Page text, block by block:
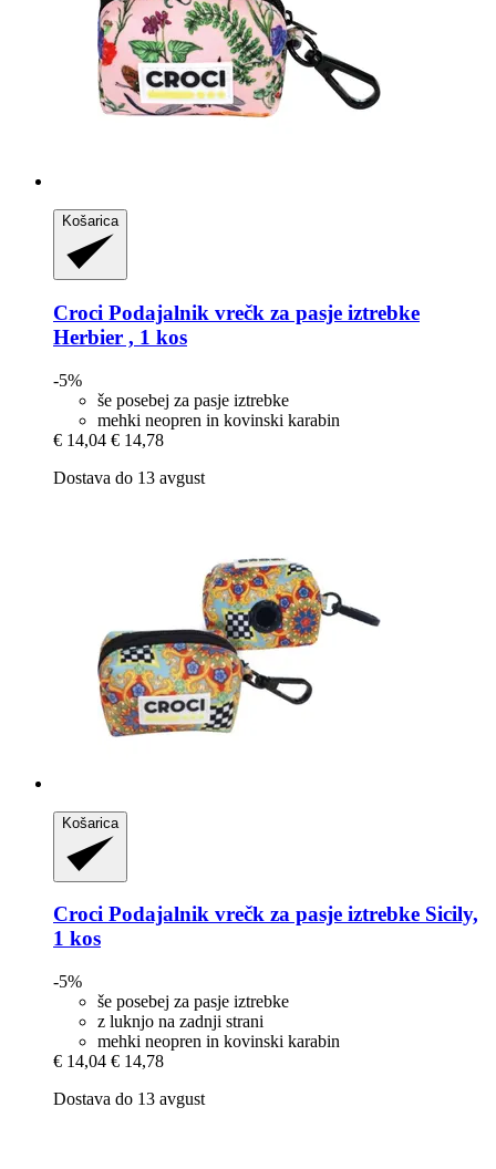
Košarica
Croci Podajalnik vrečk za pasje iztrebke
Herbier , 1 kos
-5%
še posebej za pasje iztrebke
mehki neopren in kovinski karabin
€ 14,04 € 14,78
Dostava do 13 avgust
Košarica
Croci Podajalnik vrečk za pasje iztrebke Sicily,
1 kos
-5%
še posebej za pasje iztrebke
z luknjo na zadnji strani
mehki neopren in kovinski karabin
€ 14,04 € 14,78
Dostava do 13 avgust